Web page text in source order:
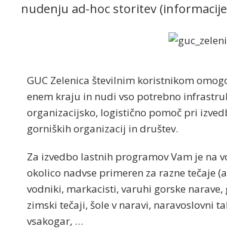
nudenju ad-hoc storitev
GUC Zelenica številnim koristnikom
enem kraju in nudi vso potrebno
organizacijsko, logistično pomoč pri
gorniških organizacij in društev.
Za izvedbo lastnih programov Vam je na
okolico nadvse primeren za razne tečaje
vodniki, markacisti, varuhi gorske
zimski tečaji, šole v naravi, naravoslovni
vsakogar, …